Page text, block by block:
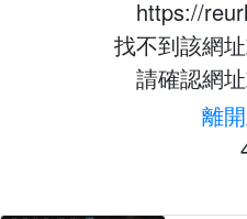
https://
找不到該網
請確認網
離